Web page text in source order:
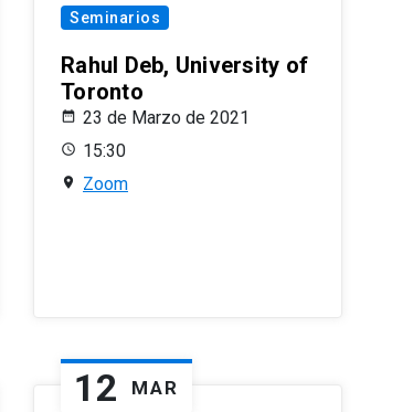
Seminarios
Rahul Deb, University of
Toronto
23 de Marzo de 2021
15:30
Zoom
12 MAR